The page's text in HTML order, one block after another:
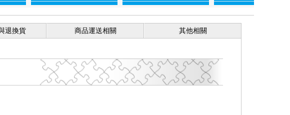
退換貨 商品運送相關 其他相關